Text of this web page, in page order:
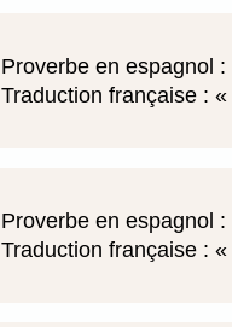
Proverbe en espagnol :
Traduction française :
Proverbe en espagnol :
Traduction française :